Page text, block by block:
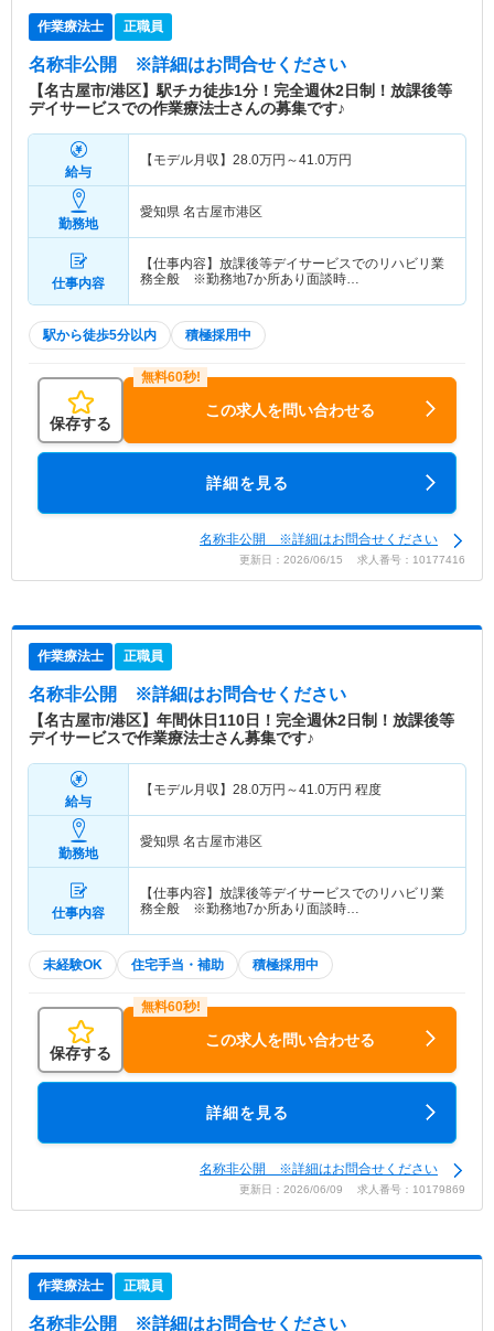
作業療法士 正職員
名称非公開 ※詳細はお問合せください
【名古屋市/港区】駅チカ徒歩1分！完全週休2日制！放課後等
デイサービスでの作業療法士さんの募集です♪
給与
【モデル月収】 28.0万円～41.0万円
勤務地
愛知県 名古屋市港区
仕事内容
【仕事内容】放課後等デイサービスでのリハビリ業
務全般 ※勤務地7か所あり面談時…
駅から徒歩5分以内 積極採用中
保存する
この求人を問い合わせる
詳細を見る
名称非公開 ※詳細はお問合せください
更新日：2026/06/15 求人番号：10177416
作業療法士 正職員
名称非公開 ※詳細はお問合せください
【名古屋市/港区】年間休日110日！完全週休2日制！放課後等
デイサービスで作業療法士さん募集です♪
給与
【モデル月収】 28.0万円～41.0万円 程度
勤務地
愛知県 名古屋市港区
仕事内容
【仕事内容】放課後等デイサービスでのリハビリ業
務全般 ※勤務地7か所あり面談時…
未経験OK 住宅手当・補助 積極採用中
保存する
この求人を問い合わせる
詳細を見る
名称非公開 ※詳細はお問合せください
更新日：2026/06/09 求人番号：10179869
作業療法士 正職員
名称非公開 ※詳細はお問合せください